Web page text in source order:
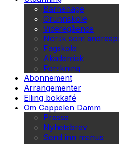
Barnehage
Grunnskole
Videregående
Norsk som
Fagskole
Akademisk
Forskning
Abonnement
Arrangementer
Elling bokkafé
Om Cappelen Damm
Presse
Nyhetsbrev
Send inn manus